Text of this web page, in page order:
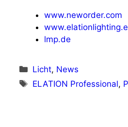
www.neworder.com
lmp.de
Kategorien
Licht, News
Schlagwörter
ELATION Professional,